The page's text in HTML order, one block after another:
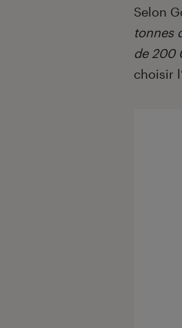
Selon
tonnes
de 200
choisir